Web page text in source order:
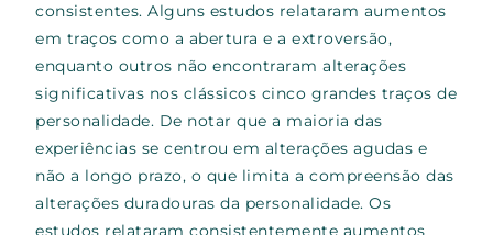
consistentes. Alguns estudos relataram aumentos
em traços como a abertura e a extroversão,
enquanto outros não encontraram alterações
significativas nos clássicos cinco grandes traços de
personalidade. De notar que a maioria das
experiências se centrou em alterações agudas e
não a longo prazo, o que limita a compreensão das
alterações duradouras da personalidade. Os
estudos relataram consistentemente aumentos